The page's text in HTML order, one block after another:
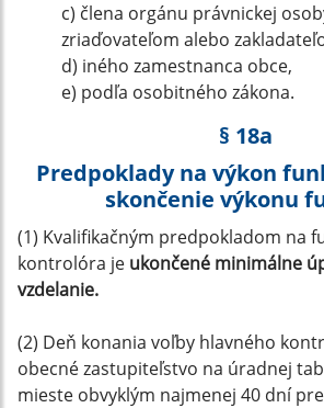
c) člena orgánu právnickej
zriaďovateľom alebo
d) iného zamestnanca obce,
e) podľa osobitného zákona.
§ 18a
Predpoklady na výkon
skončenie výkonu
(1) Kvalifikačným predpokladom na
kontrolóra je ukončené minimálne
vzdelanie.
(2) Deň konania voľby hlavného
obecné zastupiteľstvo na úradnej
mieste obvyklým najmenej 40 dní